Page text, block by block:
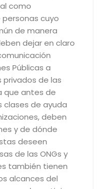
como
cuyo
de manera
dejar en claro
Públicas a
privados de las
que antes de
de ayuda
deben
y de dónde
deseen
de las ONGs y
también tienen
alcances del